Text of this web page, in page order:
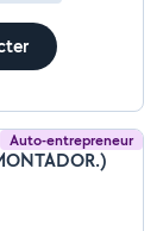
Auto-entrepreneur